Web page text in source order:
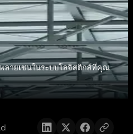
ลายเชนในระบบโลจิสติกส์ที่คุณ